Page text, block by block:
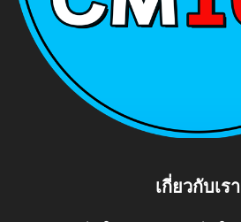
เกี่ยวกับเรา